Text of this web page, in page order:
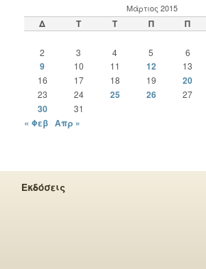
Μάρτιος 2015
Δ Τ Τ Π Π
2 3 4 5 6
9 10 11 12 13
16 17 18 19 20
23 24 25 26 27
30
31
« Φεβ Απρ »
Εκδόσεις